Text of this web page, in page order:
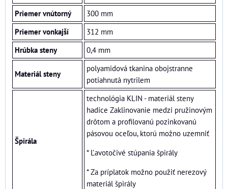
Priemer vnútorný
300 mm
Priemer vonkajší
312 mm
Hrúbka steny
0,4 mm
Materiál steny
polyamidová tkanina obojstranne
potiahnutá nytrilem
Špirála
technológia KLIN - materiál steny
hadice Zaklinovanie medzi pružinovým
drôtom a profilovanú pozinkovanú
pásovou oceľou, ktorú možno uzemniť
* Ľavotočivé stúpania špirály
* Za príplatok možno použiť nerezový
materiál špirály